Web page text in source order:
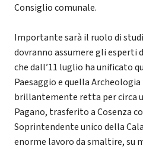
Consiglio comunale.
Importante sarà il ruolo di
dovranno assumere gli esperti
che dall’11 luglio ha unificato
Paesaggio e quella
brillantemente retta per circa
Pagano, trasferito a Cosenza
Soprintendente unico della
enorme lavoro da smaltire, su